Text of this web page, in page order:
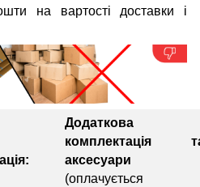
на вартості доставки і
Додаткова
комплектація
аксесуари
(оплачується